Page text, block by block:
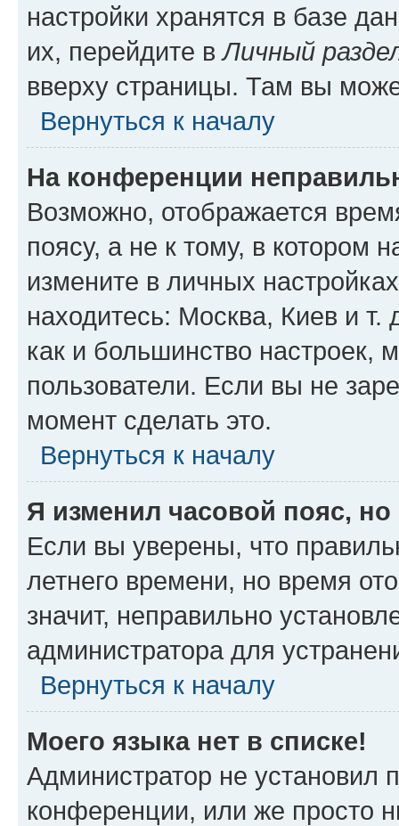
настройки хранятся в базе
их, перейдите вЛичный
вверху страницы. Там вы
Вернуться к началу
На конференции
Возможно, отображается
поясу, а не к тому, в котором
измените в личных
находитесь: Москва, Киев и т.
как и большинство настроек,
пользователи. Если вы не
момент сделать это.
Вернуться к началу
Я изменил часовой пояс,
Если вы уверены, что
летнего времени, но время
значит, неправильно
администратора для
Вернуться к началу
Моего языка нет в списке!
Администратор не установил
конференции, или же просто